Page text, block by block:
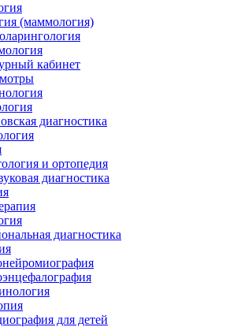
(маммология)
кабинет
диагностика
и ортопедия
диагностика
диагностика
для детей